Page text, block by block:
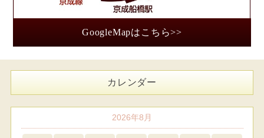
GoogleMapはこちら>>
カレンダー
2026年8月